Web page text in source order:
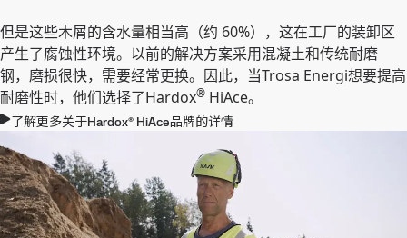
但是这些木屑的含水量相当高（约 60%），这在工厂的装卸区
产生了腐蚀性环境。以前的解决方案采用混凝土和传统耐磨
钢，磨损很快，需要经常更换。因此，当Trosa Energi想要提高
耐磨性时，他们选择了Hardox® HiAce。
了解更多关于Hardox® HiAce品牌的详情